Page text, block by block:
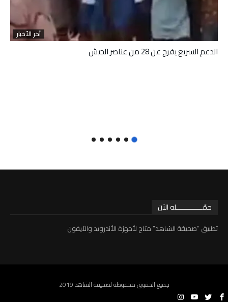
آخر الأخبار
الدعم السريع يفرج عن 28 من عناصر الجيش
حمّـــــــــــــله الآن
تطبيق “صحيفة الشاهد” متاح لأجهزة الأندرويد والآيفون
جميع الحقوق محفوظة لصحيفة الشاهد 2019